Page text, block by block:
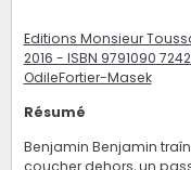
Editions Monsieur
2016 - ISBN 9791090
OdileFortier-Masek
Résumé
Benjamin Benjamin